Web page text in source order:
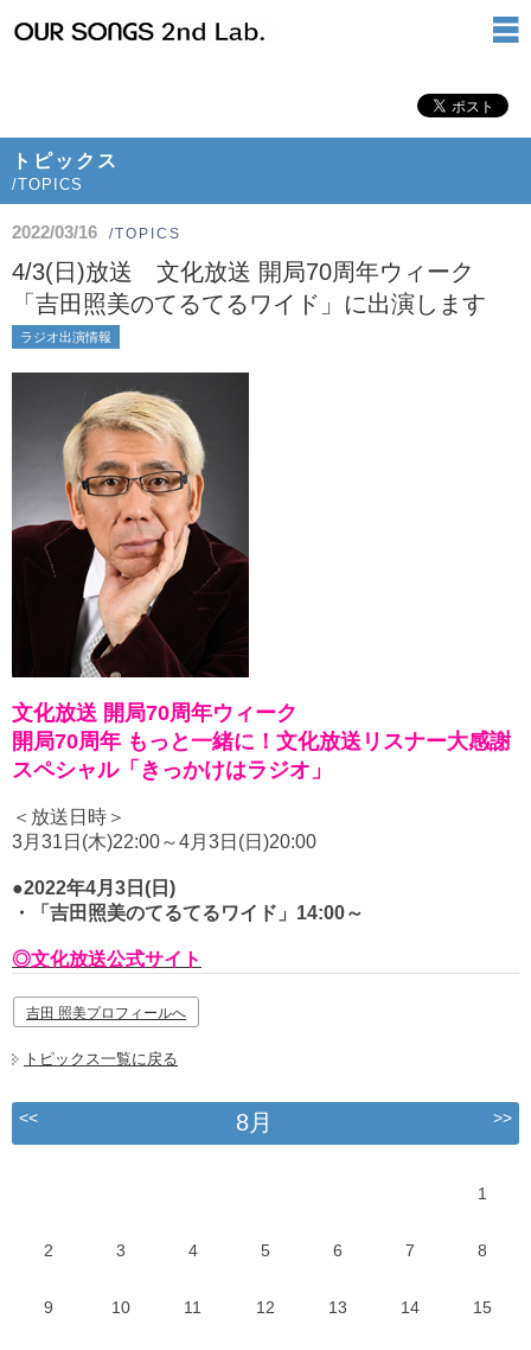
トピックス
/TOPICS
2022/03/16 /TOPICS
4/3(日)放送 文化放送 開局70周年ウィーク
「吉田照美のてるてるワイド」に出演します
ラジオ出演情報
文化放送 開局70周年ウィーク
開局70周年 もっと一緒に！文化放送リスナー大感謝
スペシャル「きっかけはラジオ」
＜放送日時＞
3月31日(木)22:00～4月3日(日)20:00
●2022年4月3日(日)
・「吉田照美のてるてるワイド」14:00～
◎文化放送公式サイト
吉田 照美プロフィールへ
トピックス一覧に戻る
<< 8月 >>
1
2 3 4 5 6 7 8
9 10 11 12 13 14 15